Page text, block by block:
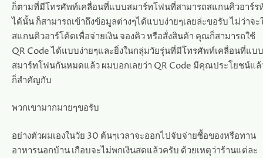
ก็ตามที่มีโทรศัพท์เคลื่อนที่แบบสมาร์ทโฟนที่สามารถสแกนคิวอาร์ร
ได้นั้น ก็สามารถเข้าถึงข้อมูลต่างๆได้แบบง่ายๆเลยล่ะขอรับ ไม่ว่าจะ
สแกนคิวอาร์โค้ดเพื่อจ่ายเงิน จองคิว หรือสั่งสินค้า คุณก็สามารถใช้
QR Code ได้แบบง่ายๆและยิ่งในกลุ่มวัยรุ่นที่มีโทรศัพท์เคลื่อนที่แบบ
สมาร์ทโฟนกันหมดแล้ว ผมบอกเลยว่า QR Code มีคุณประโยชน์แล้
ก็สำคัญกับ
พวกเขามากมายๆขอรับ
อย่างตัวผมเองในวัย 30 ต้นๆเวลาจะออกไปจับจ่ายซื้อของหรือทาน
อาหารนอกบ้าน เกือบจะไม่พกเงินสดแล้วครับ ด้วยเหตุว่าร้านแต่ละ